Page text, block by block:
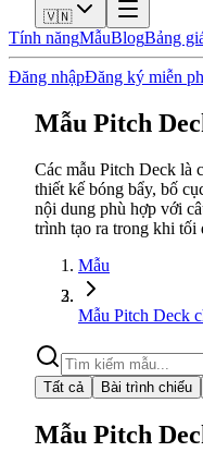
🇻🇳
Tính năngMẫuBlogBảng
Đăng nhậpĐăng ký miễn
Mẫu Pitch
Các mẫu Pitch Deck là
thiết kế bóng bẩy, bố
nội dung phù hợp với
trình tạo ra trong khi tối
Mẫu
Mẫu Pitch Deck
Tất cả Bài trình chiếu
Mẫu Pitch